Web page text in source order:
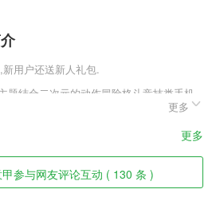
用户还送新人礼包.
题结合二次元的动作冒险格斗竞技类手机
女神一起作战，指尖发挥自己的战斗能力来
等你来热血乱斗，纯正漂亮校园的日系动
的战斗比拼战斗玩法，守护地球的使命将由
更多
更多
参与网友评论互动 ( 130 条 )